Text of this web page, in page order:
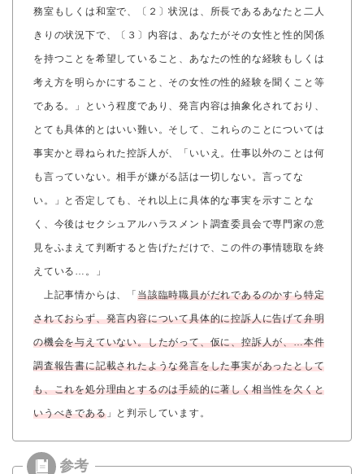
務室もしくは和室で、〔２〕状況は、所長であるあなたと二人
きりの状況下で、〔３〕内容は、あなたがその女性と性的関係
を持つことを希望していること、あなたの性的な経験もしくは
考え方を明らかにすること、その女性の性的経験を聞くこと等
である。」という程度であり、発言内容は抽象化されており、
とても具体的とはいい難い。そして、これらのことについては
事実かと尋ねられた控訴人が、「いいえ。仕事以外のことは何
も言っていない。相手が嫌がる話は一切しない。言ってな
い。」と否定しても、それ以上に具体的な事実を示すことな
く、今後はセクシュアルハラスメント調査委員会で専門家の意
見をふまえて判断すると告げただけで、この件の事情聴取を終
えている…。」
上記事情からは、「当該臨時職員がだれであるのかすら特定
されておらず、発言内容について具体的に控訴人に告げて弁明
の機会を与えていない。したがって、仮に、控訴人が、…本件
調査報告書に記載されたような発言をした事実があったとして
も、これを処分理由とするのは手続的に著しく相当性を欠くと
いうべきである」と判示しています。